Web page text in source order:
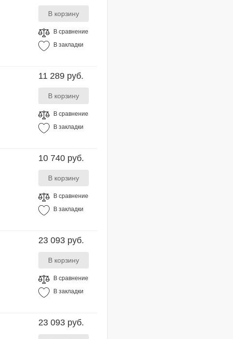
В сравнение
В закладки
11 289 руб.
В сравнение
В закладки
10 740 руб.
В сравнение
В закладки
23 093 руб.
В сравнение
В закладки
23 093 руб.